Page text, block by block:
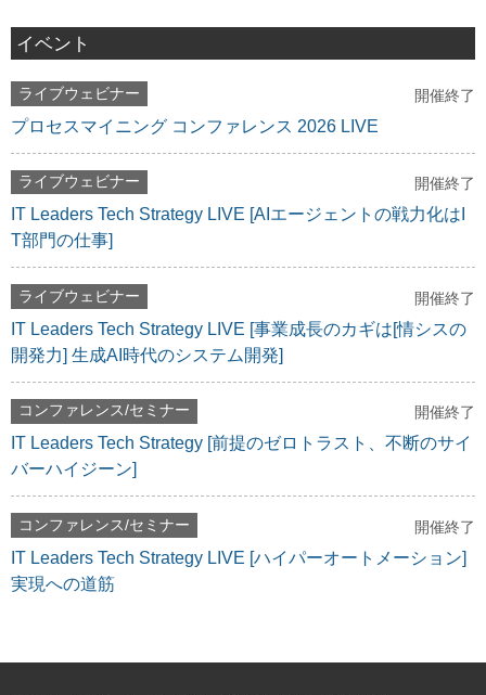
イベント
ライブウェビナー 開催終了
プロセスマイニング コンファレンス 2026 LIVE
ライブウェビナー 開催終了
IT Leaders Tech Strategy LIVE [AIエージェントの戦力化はI
T部門の仕事]
ライブウェビナー 開催終了
IT Leaders Tech Strategy LIVE [事業成長のカギは[情シスの
開発力] 生成AI時代のシステム開発]
コンファレンス/セミナー 開催終了
IT Leaders Tech Strategy [前提のゼロトラスト、不断のサイ
バーハイジーン]
コンファレンス/セミナー 開催終了
IT Leaders Tech Strategy LIVE [ハイパーオートメーション]
実現への道筋